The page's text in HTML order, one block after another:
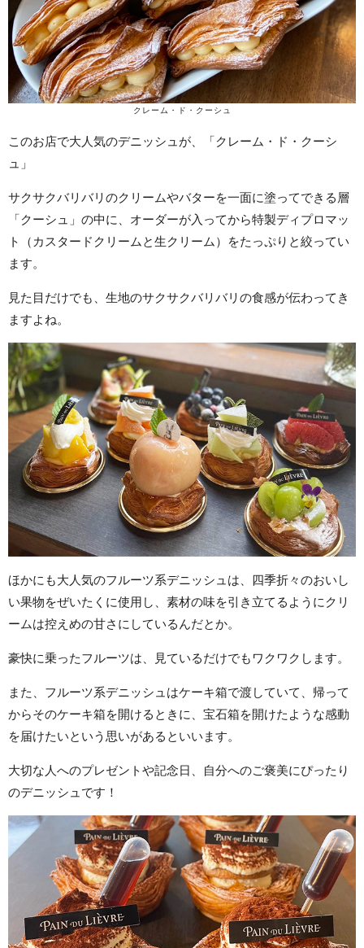
クレーム・ド・クーシュ
このお店で大人気のデニッシュが、「クレーム・ド・クーシ
ュ」
サクサクバリバリのクリームやバターを一面に塗ってできる層
「クーシュ」の中に、オーダーが入ってから特製ディプロマッ
ト（カスタードクリームと生クリーム）をたっぷりと絞ってい
ます。
見た目だけでも、生地のサクサクバリバリの食感が伝わってき
ますよね。
ほかにも大人気のフルーツ系デニッシュは、四季折々のおいし
い果物をぜいたくに使用し、素材の味を引き立てるようにクリ
ームは控えめの甘さにしているんだとか。
豪快に乗ったフルーツは、見ているだけでもワクワクします。
また、フルーツ系デニッシュはケーキ箱で渡していて、帰って
からそのケーキ箱を開けるときに、宝石箱を開けたような感動
を届けたいという思いがあるといいます。
大切な人へのプレゼントや記念日、自分へのご褒美にぴったり
のデニッシュです！